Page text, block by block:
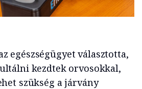
egészségügyet választotta,
kezdtek orvosokkal,
szükség a járvány